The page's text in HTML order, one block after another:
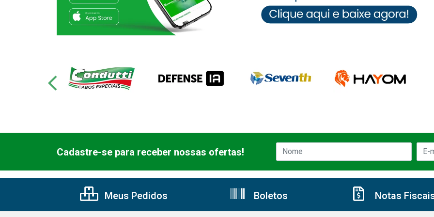
Cadastre-se para receber nossas ofertas!
Meus Pedidos Boletos Notas